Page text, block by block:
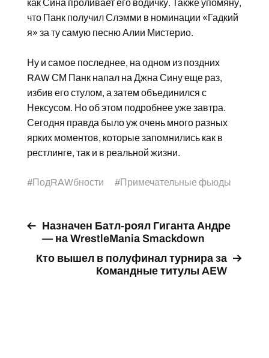
как Сина проливает его водичку. Также упомяну,
что Панк получил Слэмми в номинации «Гадкий
я» за ту самую песню Алии Мистерио.
Ну и самое последнее, на одном из поздних
RAW СМ Панк напал на Джна Сину еще раз,
избив его стулом, а затем объединился с
Нексусом. Но об этом подробнее уже завтра.
Сегодня правда было уж очень много разных
ярких моментов, которые запомнились как в
рестлинге, так и в реальной жизни.
#ПодRAWбности #Примечательные фьюды
Назначен Батл-роял Гиганта Андре
— на WrestleMania Smackdown
Кто вышел в полуфинал турнира за
Командные титулы AEW